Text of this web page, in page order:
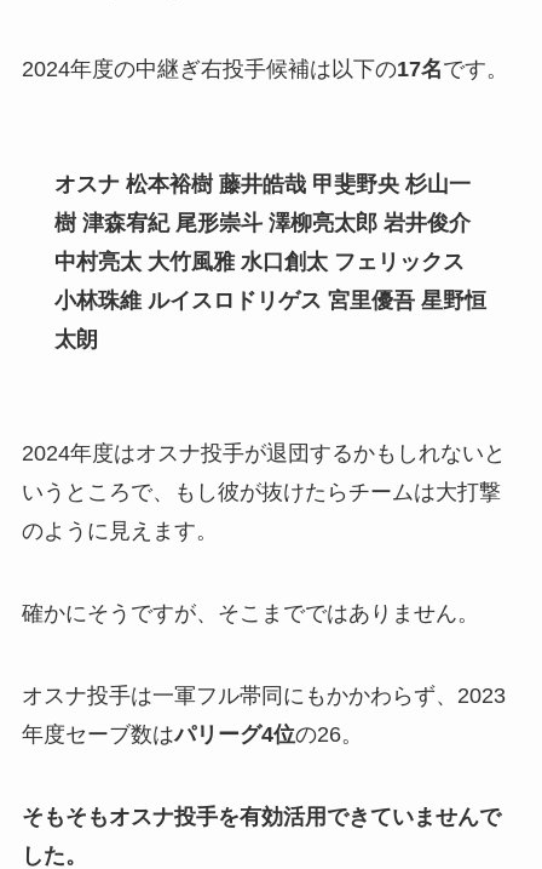
2024年度の中継ぎ右投手候補は以下の17名です。
オスナ 松本裕樹 藤井皓哉 甲斐野央 杉山一
樹 津森宥紀 尾形崇斗 澤柳亮太郎 岩井俊介
中村亮太 大竹風雅 水口創太 フェリックス
小林珠維 ルイスロドリゲス 宮里優吾 星野恒
太朗
2024年度はオスナ投手が退団するかもしれないと
いうところで、もし彼が抜けたらチームは大打撃
のように見えます。
確かにそうですが、そこまでではありません。
オスナ投手は一軍フル帯同にもかかわらず、2023
年度セーブ数はパリーグ4位の26。
そもそもオスナ投手を有効活用できていませんで
した。